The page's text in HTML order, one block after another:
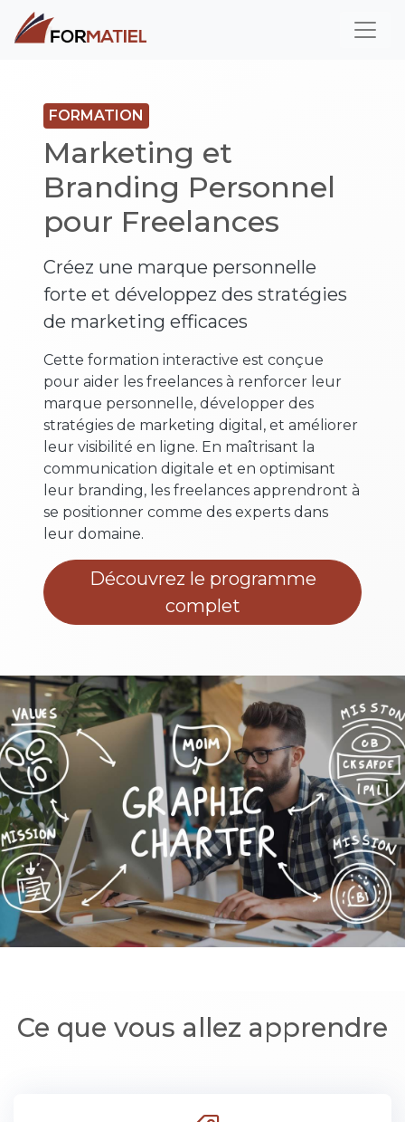
FORMATION
Marketing et
Branding Personnel
pour Freelances
Créez une marque personnelle
forte et développez des stratégies
de marketing efficaces
Cette formation interactive est conçue
pour aider les freelances à renforcer leur
marque personnelle, développer des
stratégies de marketing digital, et améliorer
leur visibilité en ligne. En maîtrisant la
communication digitale et en optimisant
leur branding, les freelances apprendront à
se positionner comme des experts dans
leur domaine.
Découvrez le programme
complet
Ce que vous allez apprendre